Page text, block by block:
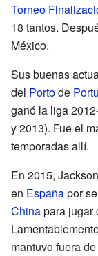
Torneo
18 tantos.
México.
Sus buenas
del Portode
ganó la liga
y 2013). Fue el
temporadas allí.
En 2015,
en Españapor
Chinapara jugar
mantuvo fuera